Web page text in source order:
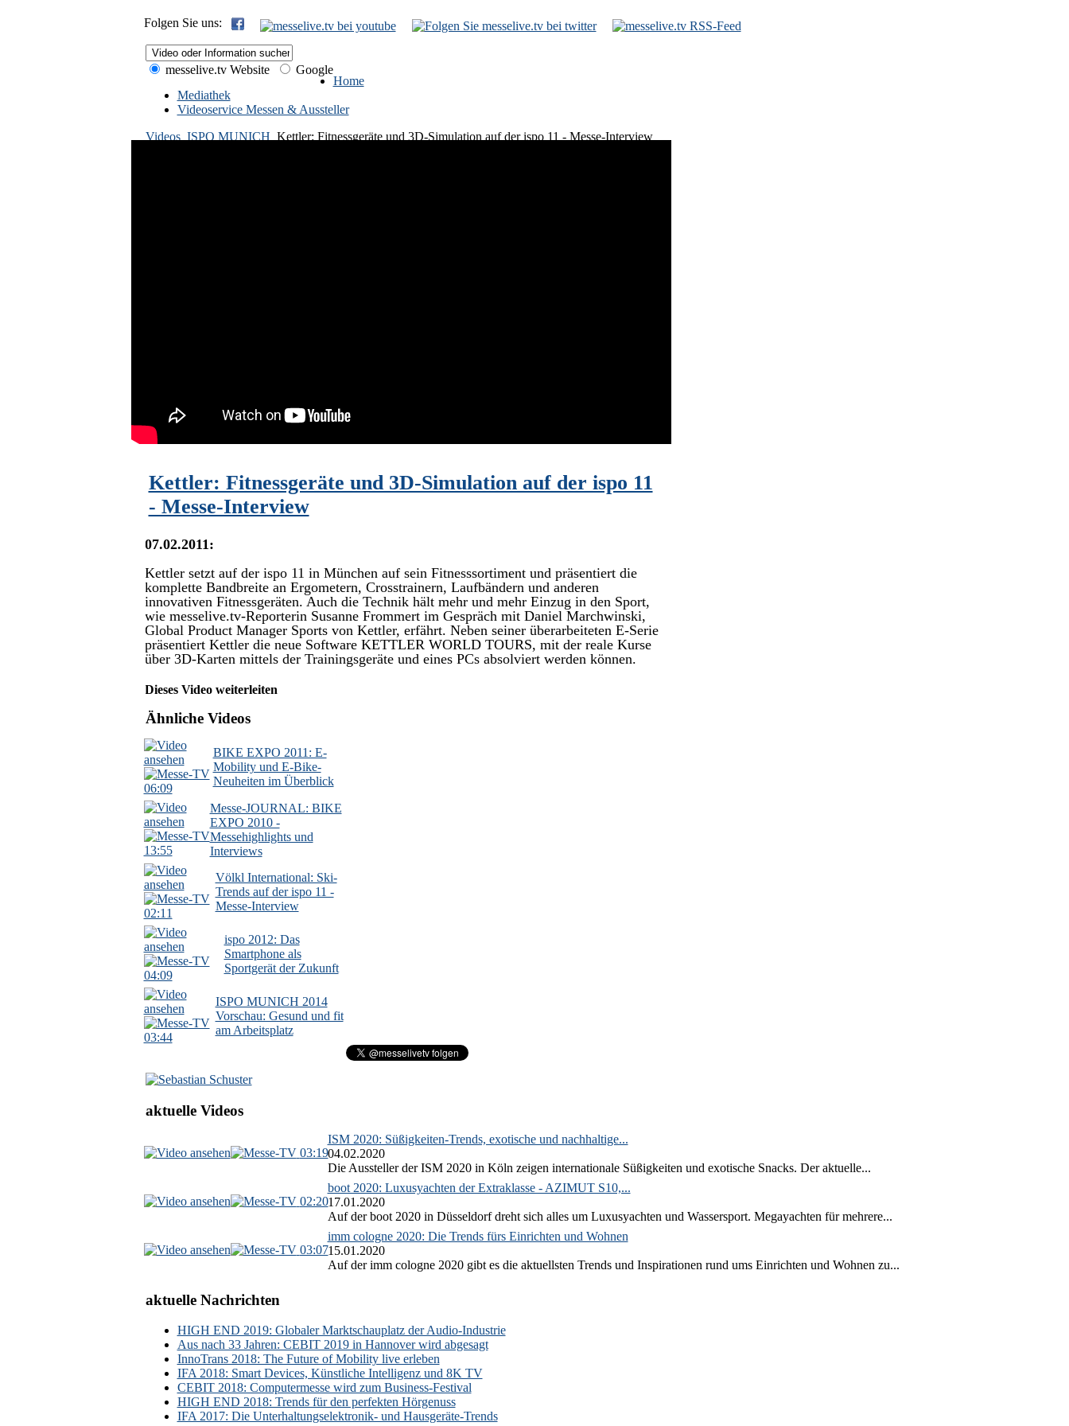
Folgen Sie uns:
messelive.tv Website
Google
Home
Mediathek
Videoservice Messen & Aussteller
Videos ISPO MUNICH Kettler: Fitnessgeräte und 3D-Simulation auf der ispo 11 - Messe-Interview
Kettler: Fitnessgeräte und 3D-Simulation auf der ispo 11
- Messe-Interview
07.02.2011:
Kettler setzt auf der ispo 11 in München auf sein Fitnesssortiment und präsentiert die
komplette Bandbreite an Ergometern, Crosstrainern, Laufbändern und anderen
innovativen Fitnessgeräten. Auch die Technik hält mehr und mehr Einzug in den Sport,
wie messelive.tv-Reporterin Susanne Frommert im Gespräch mit Daniel Marchwinski,
Global Product Manager Sports von Kettler, erfährt. Neben seiner überarbeiteten E-Serie
präsentiert Kettler die neue Software KETTLER WORLD TOURS, mit der reale Kurse
über 3D-Karten mittels der Trainingsgeräte und eines PCs absolviert werden können.
Dieses Video weiterleiten
Ähnliche Videos
06:09
BIKE EXPO 2011: E-
Mobility und E-Bike-
Neuheiten im Überblick
13:55
Messe-JOURNAL: BIKE
EXPO 2010 -
Messehighlights und
Interviews
02:11
Völkl International: Ski-
Trends auf der ispo 11 -
Messe-Interview
04:09
ispo 2012: Das
Smartphone als
Sportgerät der Zukunft
03:44
ISPO MUNICH 2014
Vorschau: Gesund und fit
am Arbeitsplatz
aktuelle Videos
03:19
ISM 2020: Süßigkeiten-Trends, exotische und nachhaltige...
04.02.2020
Die Aussteller der ISM 2020 in Köln zeigen internationale Süßigkeiten und exotische Snacks. Der aktuelle...
02:20
boot 2020: Luxusyachten der Extraklasse - AZIMUT S10,...
17.01.2020
Auf der boot 2020 in Düsseldorf dreht sich alles um Luxusyachten und Wassersport. Megayachten für mehrere...
03:07
imm cologne 2020: Die Trends fürs Einrichten und Wohnen
15.01.2020
Auf der imm cologne 2020 gibt es die aktuellsten Trends und Inspirationen rund ums Einrichten und Wohnen zu...
aktuelle Nachrichten
HIGH END 2019: Globaler Marktschauplatz der Audio-Industrie
Aus nach 33 Jahren: CEBIT 2019 in Hannover wird abgesagt
InnoTrans 2018: The Future of Mobility live erleben
IFA 2018: Smart Devices, Künstliche Intelligenz und 8K TV
CEBIT 2018: Computermesse wird zum Business-Festival
HIGH END 2018: Trends für den perfekten Hörgenuss
IFA 2017: Die Unterhaltungselektronik- und Hausgeräte-Trends